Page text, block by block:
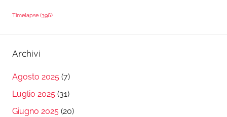
Timelapse (396)
Archivi
Agosto 2025 (7)
Luglio 2025 (31)
Giugno 2025 (20)